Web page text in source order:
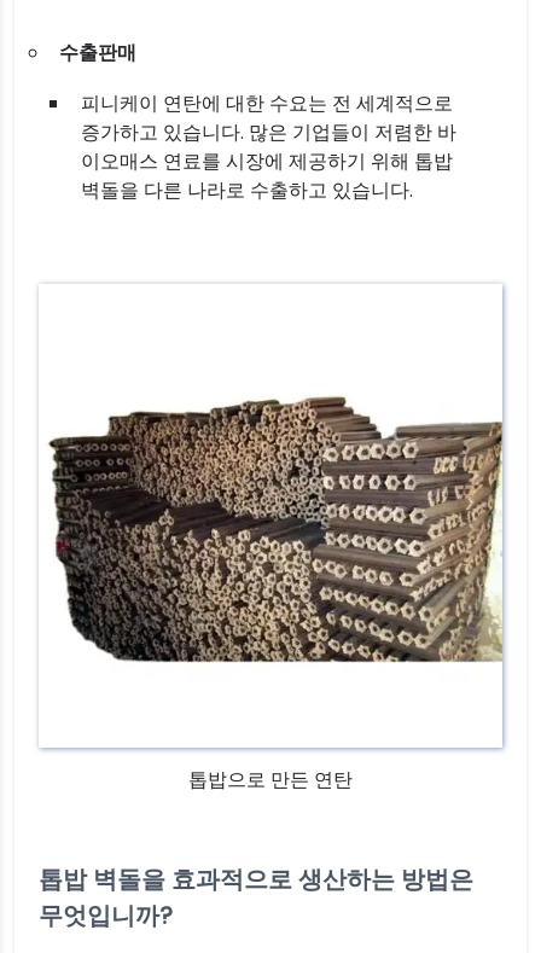
수출판매
피니케이 연탄에 대한 수요는 전 세계적으로
증가하고 있습니다. 많은 기업들이 저렴한 바
이오매스 연료를 시장에 제공하기 위해 톱밥
벽돌을 다른 나라로 수출하고 있습니다.
톱밥으로 만든 연탄
톱밥 벽돌을 효과적으로 생산하는 방법은
무엇입니까?